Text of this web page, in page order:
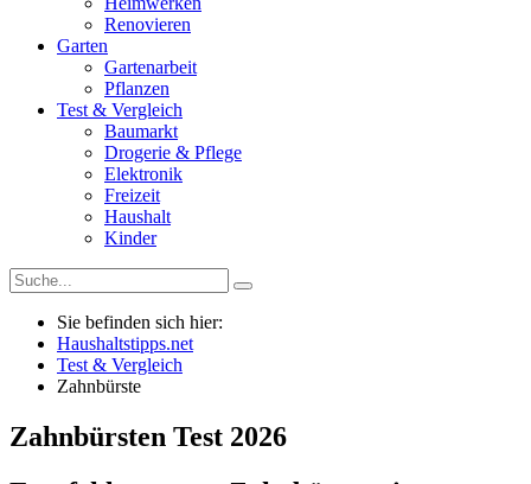
Renovieren
Garten
Gartenarbeit
Pflanzen
Test & Vergleich
Baumarkt
Drogerie & Pflege
Elektronik
Freizeit
Haushalt
Kinder
Sie befinden sich hier:
Haushaltstipps.net
Test & Vergleich
Zahnbürste
Zahnbürsten Test 2026